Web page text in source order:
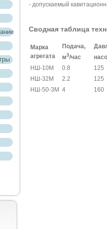
- допускаемый
Сводная таблица
Марка
агрегата
Подача,
м3/час
НШ-10М
0.8
125
НШ-32М
2.2
125
НШ-50-3М 4 160